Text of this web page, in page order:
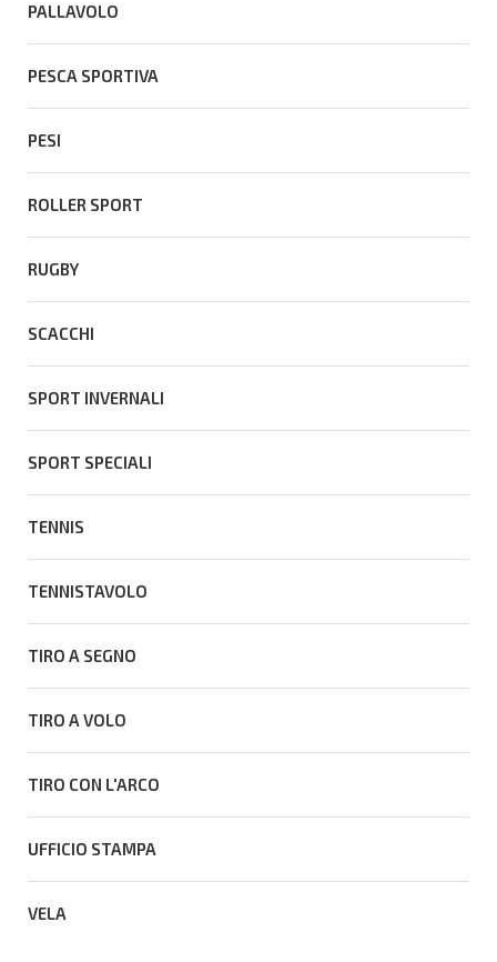
PALLAVOLO
PESCA SPORTIVA
PESI
ROLLER SPORT
RUGBY
SCACCHI
SPORT INVERNALI
SPORT SPECIALI
TENNIS
TENNISTAVOLO
TIRO A SEGNO
TIRO A VOLO
TIRO CON L'ARCO
UFFICIO STAMPA
VELA